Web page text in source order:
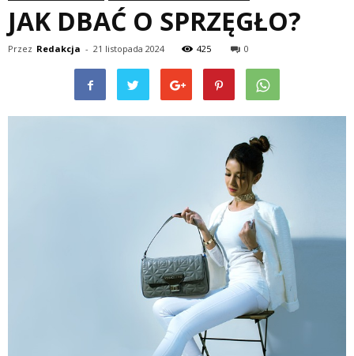
JAK DBAĆ O SPRZĘGŁO?
Przez Redakcja - 21 listopada 2024 425 0